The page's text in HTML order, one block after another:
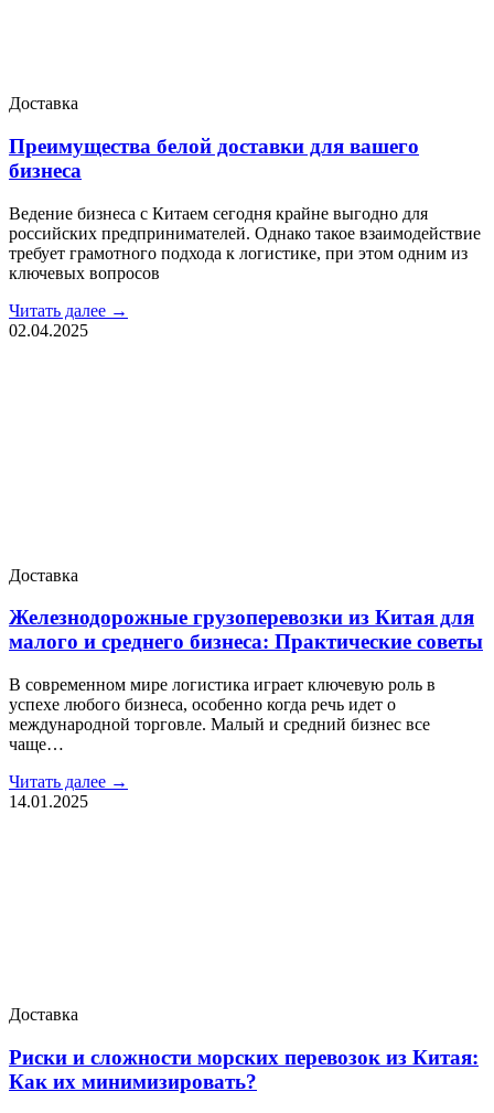
Доставка
Преимущества белой доставки для вашего
бизнеса
Ведение бизнеса с Китаем сегодня крайне выгодно для
российских предпринимателей. Однако такое взаимодействие
требует грамотного подхода к логистике, при этом одним из
ключевых вопросов
Читать далее →
02.04.2025
Доставка
Железнодорожные грузоперевозки из Китая для
малого и среднего бизнеса: Практические советы
В современном мире логистика играет ключевую роль в
успехе любого бизнеса, особенно когда речь идет о
международной торговле. Малый и средний бизнес все
чаще…
Читать далее →
14.01.2025
Доставка
Риски и сложности морских перевозок из Китая:
Как их минимизировать?